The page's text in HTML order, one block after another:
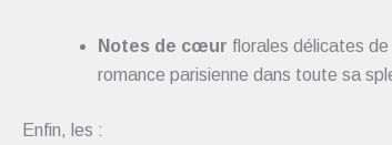
Notes de cœur florales délicates
romance parisienne dans toute sa
Enfin, les :